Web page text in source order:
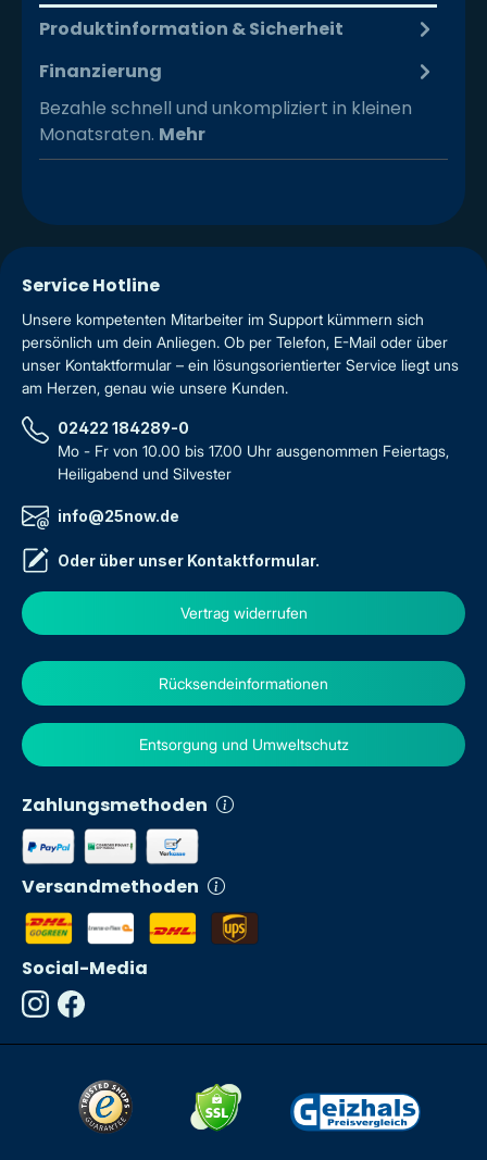
Produktinformation & Sicherheit
Finanzierung
Bezahle schnell und unkompliziert in kleinen
Monatsraten. Mehr
Service Hotline
Unsere kompetenten Mitarbeiter im Support kümmern sich
persönlich um dein Anliegen. Ob per Telefon, E-Mail oder über
unser Kontaktformular – ein lösungsorientierter Service liegt uns
am Herzen, genau wie unsere Kunden.
02422 184289-0
Mo - Fr von 10.00 bis 17.00 Uhr ausgenommen Feiertags,
Heiligabend und Silvester
info@25now.de
Oder über unser Kontaktformular.
Vertrag widerrufen
Zahlungsmethoden
Versandmethoden
Rücksendeinformationen
Entsorgung und Umweltschutz
Social-Media